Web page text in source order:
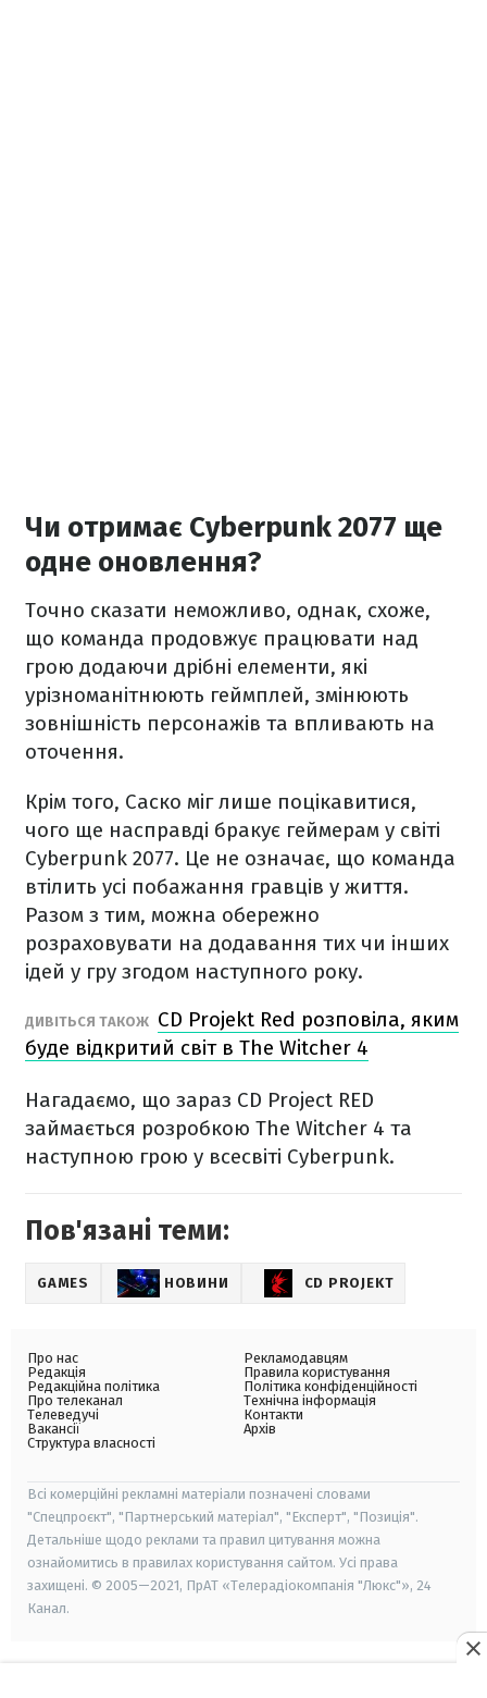
Чи отримає Cyberpunk 2077 ще
одне оновлення?
Точно сказати неможливо, однак, схоже,
що команда продовжує працювати над
грою додаючи дрібні елементи, які
урізноманітнюють геймплей, змінюють
зовнішність персонажів та впливають на
оточення.
Крім того, Саско міг лише поцікавитися,
чого ще насправді бракує геймерам у світі
Cyberpunk 2077. Це не означає, що команда
втілить усі побажання гравців у життя.
Разом з тим, можна обережно
розраховувати на додавання тих чи інших
ідей у гру згодом наступного року.
ДИВІТЬСЯ ТАКОЖ CD Projekt Red розповіла, яким
буде відкритий світ в The Witcher 4
Нагадаємо, що зараз CD Project RED
займається розробкою The Witcher 4 та
наступною грою у всесвіті Cyberpunk.
Пов'язані теми:
GAMES НОВИНИ CD PROJEKT
Про нас
Редакція
Редакційна політика
Про телеканал
Телеведучі
Вакансії
Структура власності
Рекламодавцям
Правила користування
Політика конфіденційності
Технічна інформація
Контакти
Архів
Всі комерційні рекламні матеріали позначені словами
"Спецпроєкт", "Партнерський матеріал", "Експерт", "Позиція".
Детальніше щодо реклами та правил цитування можна
ознайомитись в правилах користування сайтом. Усі права
захищені. © 2005—2021, ПрАТ «Телерадіокомпанія "Люкс"», 24
Канал.